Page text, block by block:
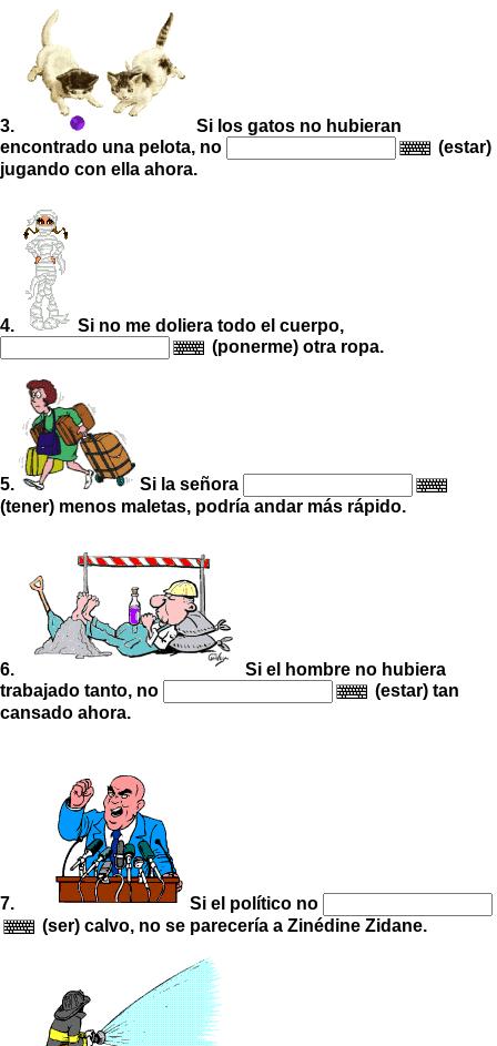
3.
Si los gatos no hubieran
encontrado una pelota, no
(estar)
jugando con ella ahora.
4.
Si no me doliera todo el cuerpo,
(ponerme) otra ropa.
5.
Si la señora
(tener) menos maletas, podría andar más rápido.
6.
Si el hombre no hubiera
trabajado tanto, no
(estar) tan
cansado ahora.
7.
Si el político no
(ser) calvo, no se parecería a Zinédine Zidane.